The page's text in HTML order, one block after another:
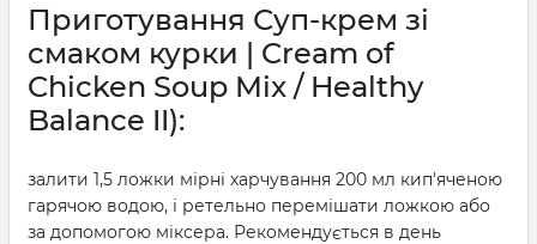
Приготування Суп-крем зі
смаком курки | Cream of
Chicken Soup Mix / Healthy
Balance II):
залити 1,5 ложки мірні харчування 200 мл кип'яченою
гарячою водою, і ретельно перемішати ложкою або
за допомогою міксера. Рекомендується в день